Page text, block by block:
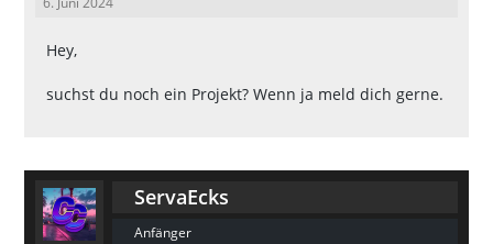
Hey,
suchst du noch ein Projekt? Wenn ja meld dich gerne.
ServaEcks
Anfänger